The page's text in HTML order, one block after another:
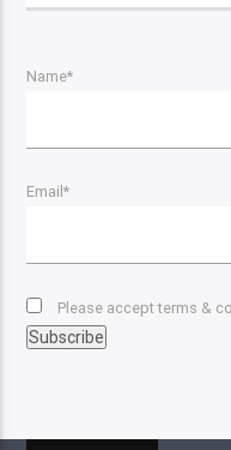
Name*
Email*
Please accept terms &